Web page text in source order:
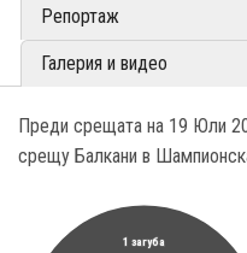
Репортаж
Галерия и видео
Преди срещата на 19 Юли
срещу Балкани в
1 загуба